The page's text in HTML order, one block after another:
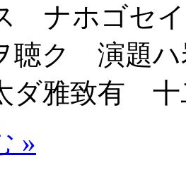
ナホゴセ
聴ク 演題
ダ雅致有 十
»